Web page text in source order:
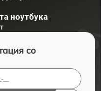
ноутбука
со